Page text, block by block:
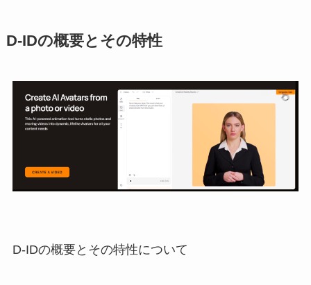
D-IDの概要とその特性
D-IDの概要とその特性について